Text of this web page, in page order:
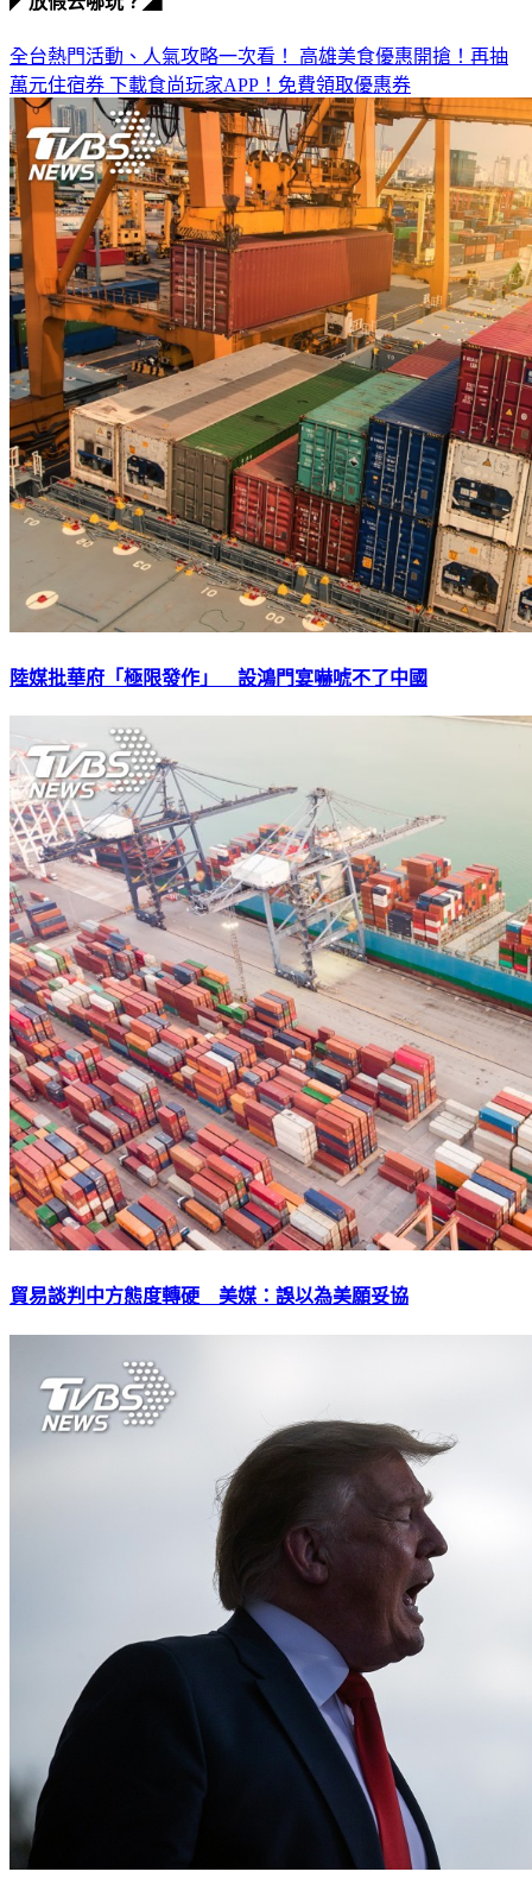
全台熱門活動、人氣攻略一次看！ 高雄美食優惠開搶！再抽
萬元住宿券 下載食尚玩家APP！免費領取優惠券
陸媒批華府「極限發作」 設鴻門宴嚇唬不了中國
貿易談判中方態度轉硬 美媒：誤以為美願妥協